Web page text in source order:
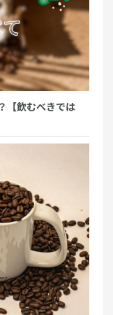
【飲むべきでは